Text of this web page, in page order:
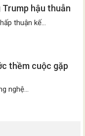
hậu thuẫn
thuận kế...
thềm cuộc gặp
nghệ...